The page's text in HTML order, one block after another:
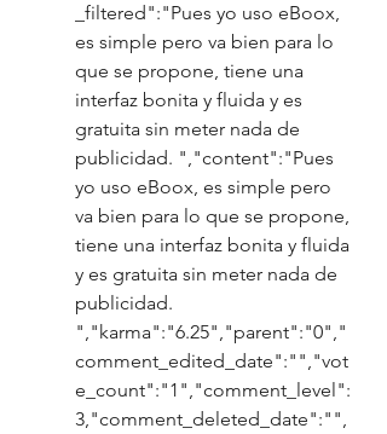
_filtered":"Pues yo uso eBoox,
es simple pero va bien para lo
que se propone, tiene una
interfaz bonita y fluida y es
gratuita sin meter nada de
publicidad. ","content":"Pues
yo uso eBoox, es simple pero
va bien para lo que se propone,
tiene una interfaz bonita y fluida
y es gratuita sin meter nada de
publicidad.
","karma":"6.25","parent":"0","
comment_edited_date":"","vot
e_count":"1","comment_level":
3,"comment_deleted_date":"",